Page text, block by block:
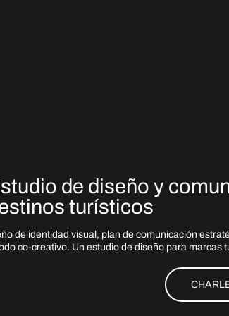
de diseño y
turísticos
de identidad visual, plan de comunicación
co-creativo. Un estudio de diseño para marcas